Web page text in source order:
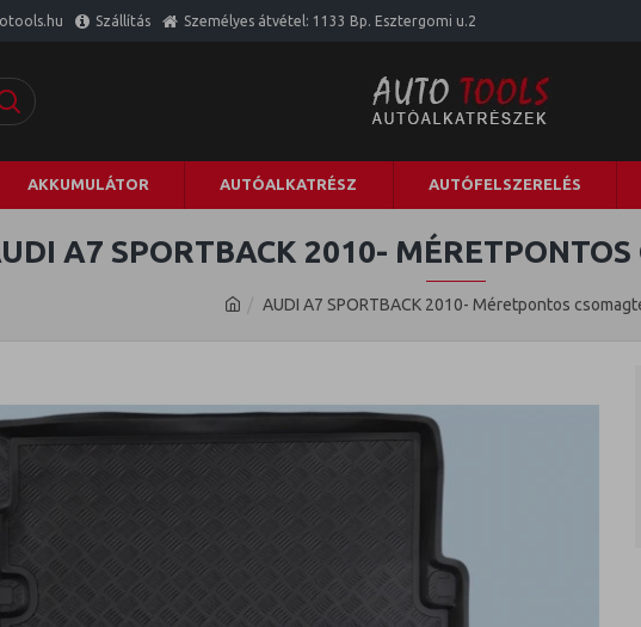
Szállítás Személyes átvétel: 1133 Bp. Esztergomi u.2
AKKUMULÁTOR AUTÓALKATRÉSZ AUTÓFELSZERELÉS
AUDI A7 SPORTBACK 2010- Méretpontos
A7 SPORTBACK 2010- MÉRETPONTOS